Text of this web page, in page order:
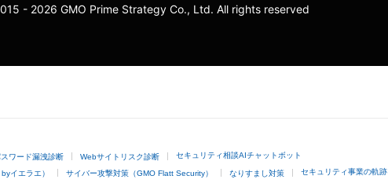
- 2026 GMO Prime Strategy Co., Ltd. All rights reserved
スワード漏洩診断 Webサイトリスク診断 セキュリティ相談AIチャットボット
イエラエ） サイバー攻撃対策（GMO Flatt Security） なりすまし対策 セキュリティ事業の軌跡